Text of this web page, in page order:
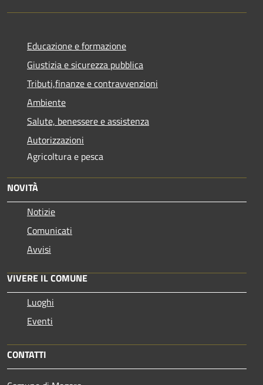
Educazione e formazione
Giustizia e sicurezza pubblica
Tributi,finanze e contravvenzioni
Ambiente
Salute, benessere e assistenza
Autorizzazioni
Agricoltura e pesca
NOVITÀ
Notizie
Comunicati
Avvisi
VIVERE IL COMUNE
Luoghi
Eventi
CONTATTI